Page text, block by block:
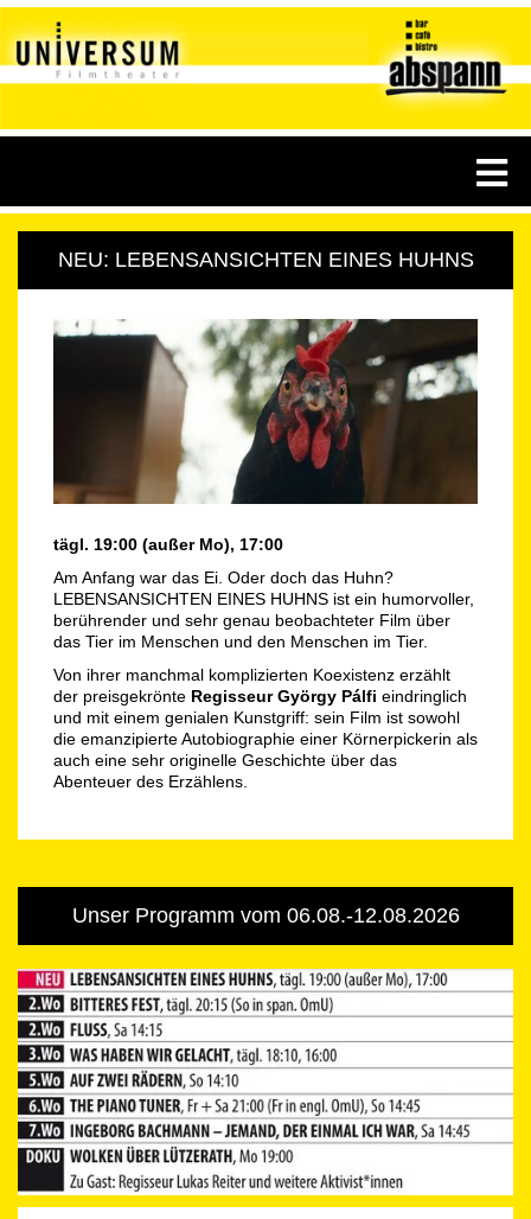
NEU: LEBENSANSICHTEN EINES HUHNS
tägl. 19:00 (außer Mo), 17:00
Am Anfang war das Ei. Oder doch das Huhn?
LEBENSANSICHTEN EINES HUHNS ist ein humorvoller,
berührender und sehr genau beobachteter Film über
das Tier im Menschen und den Menschen im Tier.
Von ihrer manchmal komplizierten Koexistenz erzählt
der preisgekrönte Regisseur György Pálfi eindringlich
und mit einem genialen Kunstgriff: sein Film ist sowohl
die emanzipierte Autobiographie einer Körnerpickerin als
auch eine sehr originelle Geschichte über das
Abenteuer des Erzählens.
Unser Programm vom 06.08.-12.08.2026